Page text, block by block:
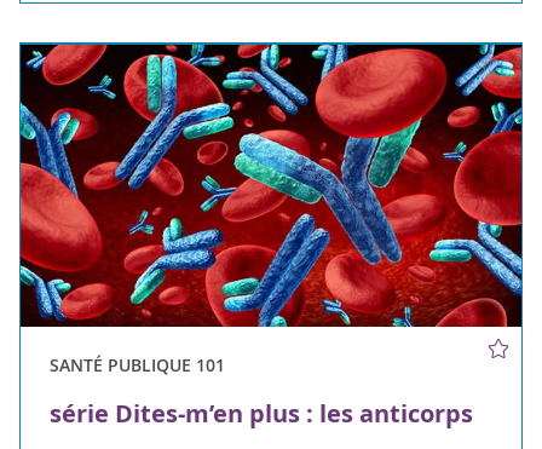
SANTÉ PUBLIQUE 101
série Dites-m’en plus : les anticorps